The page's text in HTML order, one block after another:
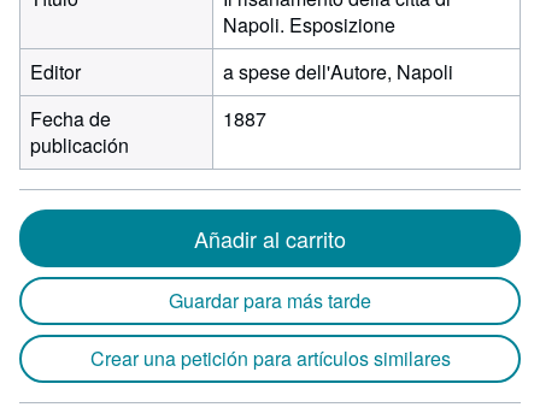
Napoli. Esposizione
Editor
a spese dell'Autore, Napoli
Fecha de
publicación
1887
Añadir al carrito
Guardar para más tarde
Crear una petición para artículos similares